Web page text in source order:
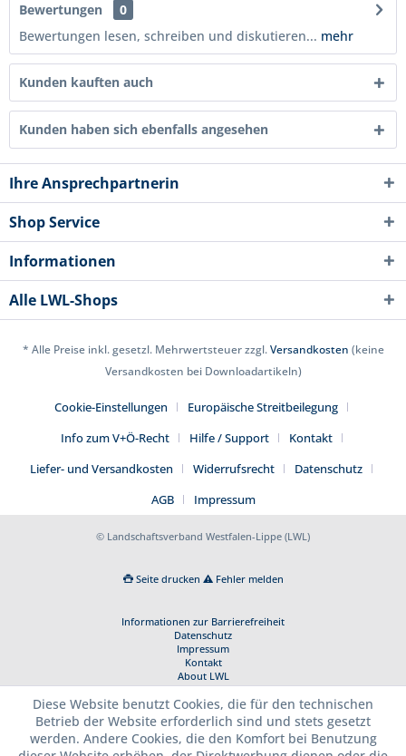
Bewertungen
0
Bewertungen lesen, schreiben und diskutieren... mehr
Kunden kauften auch
Kunden haben sich ebenfalls angesehen
Ihre Ansprechpartnerin
Shop Service
Informationen
Alle LWL-Shops
* Alle Preise inkl. gesetzl. Mehrwertsteuer zzgl.Versandkosten (keine
Versandkosten bei Downloadartikeln)
Cookie-Einstellungen
Europäische Streitbeilegung
Info zum V+Ö-Recht
Hilfe / Support
Kontakt
Liefer- und Versandkosten
Widerrufsrecht
Datenschutz
AGB
Impressum
© Landschaftsverband Westfalen-Lippe (LWL)
Seite drucken Fehler melden
Informationen zur Barrierefreiheit
Datenschutz
Impressum
Kontakt
About LWL
Diese Website benutzt Cookies, die für den technischen
Betrieb der Website erforderlich sind und stets gesetzt
werden. Andere Cookies, die den Komfort bei Benutzung